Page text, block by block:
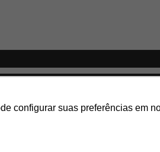
configurar suas preferências em